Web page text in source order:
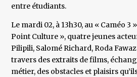
entre étudiants.
Le mardi 02, à 13h30, au « Caméo 3
Point Culture », quatre jeunes
Pilipili, Salomé Richard, Roda
travers des extraits de films,
métier, des obstacles et plaisirs